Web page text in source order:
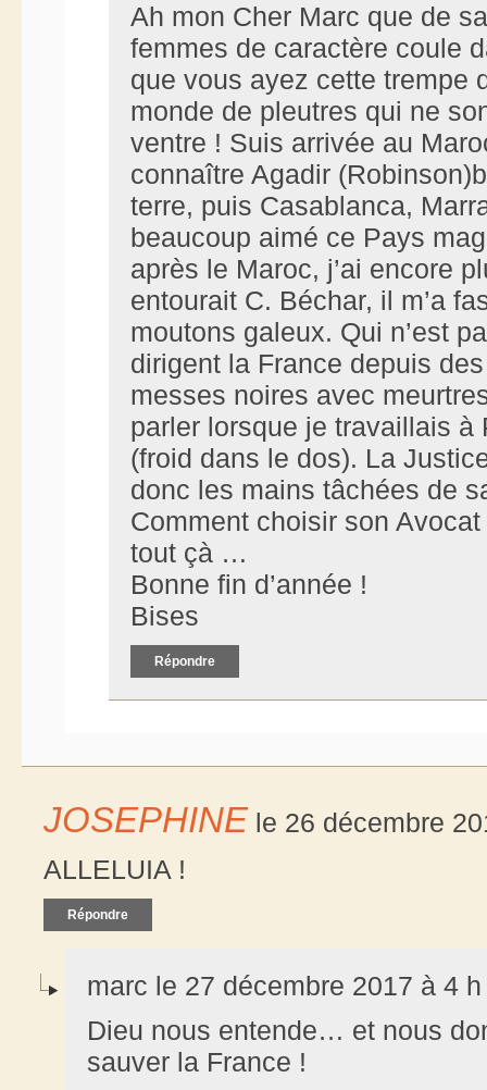
Ah mon Cher Marc que de
femmes de caractère coule
que vous ayez cette trempe
monde de pleutres qui ne
ventre ! Suis arrivée au
connaître Agadir
terre, puis Casablanca,
beaucoup aimé ce Pays
après le Maroc, j’ai encore
entourait C. Béchar, il m’a
moutons galeux. Qui n’est
dirigent la France depuis
messes noires avec
parler lorsque je travaillais
(froid dans le dos). La
donc les mains tâchées de
Comment choisir son Avocat
tout çà …
Bonne fin d’année !
Bises
Répondre
JOSEPHINE le 26 décembre
ALLELUIA !
Répondre
marc le 27 décembre 2017 à 4
Dieu nous entende… et nous
sauver la France !